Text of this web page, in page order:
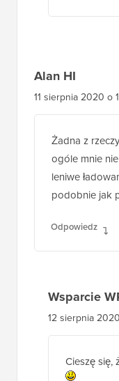
Alan HI
11 sierpnia 2020 o
Żadna z
ogóle mnie
leniwe
podobnie jak
Odpowiedz
Wsparcie
12 sierpnia
Cieszę się,